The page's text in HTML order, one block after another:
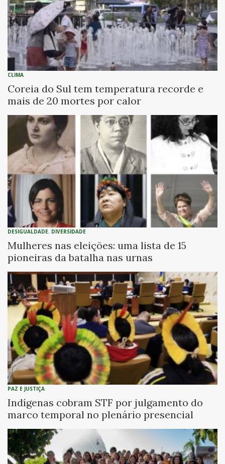
CLIMA
Coreia do Sul tem temperatura recorde e
mais de 20 mortes por calor
DESIGUALDADE, DIVERSIDADE
Mulheres nas eleições: uma lista de 15
pioneiras da batalha nas urnas
PAZ E JUSTIÇA
Indígenas cobram STF por julgamento do
marco temporal no plenário presencial